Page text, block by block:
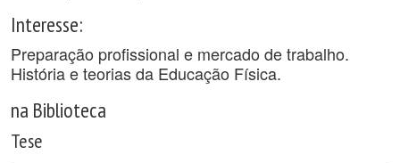
Interesse:
Preparação profissional e mercado de trabalho.
História e teorias da Educação Física.
na Biblioteca
Tese